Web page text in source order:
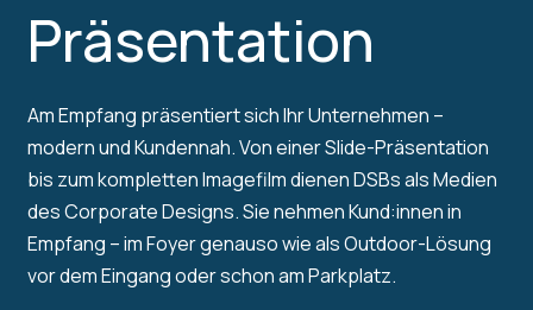
Präsentation
Am Empfang präsentiert sich Ihr Unternehmen –
modern und Kundennah. Von einer Slide-Präsentation
bis zum kompletten Imagefilm dienen DSBs als Medien
des Corporate Designs. Sie nehmen Kund:innen in
Empfang – im Foyer genauso wie als Outdoor-Lösung
vor dem Eingang oder schon am Parkplatz.